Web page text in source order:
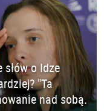
słów o Idze
"Ta
nad sobą.